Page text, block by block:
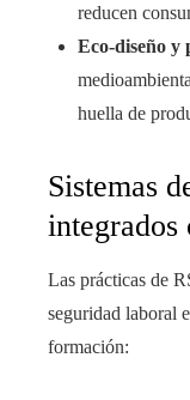
reducen
Eco-diseño y
huella de
Sistemas
integrados
Las prácticas de
seguridad laboral
formación: